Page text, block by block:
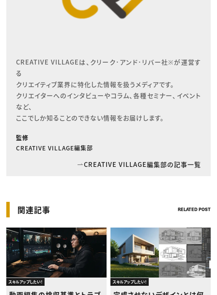
CREATIVE VILLAGEは、クリーク･アンド･リバー社※が運営す
る
クリエイティブ業界に特化した情報を扱うメディアです。
クリエイターへのインタビューやコラム、各種セミナー、イベント
など、
ここでしか知ることのできない情報をお届けします。
監修
CREATIVE VILLAGE編集部
CREATIVE VILLAGE編集部の記事一覧
関連記事 RELATED POST
スキルアップしたい！ スキルアップしたい！